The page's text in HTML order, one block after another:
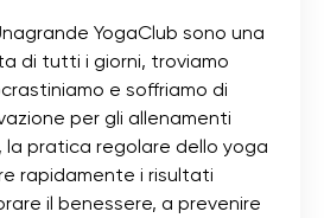
YogaClub sono una
di tutti i giorni, troviamo
e soffriamo di
per gli allenamenti
la pratica regolare dello yoga
rapidamente i risultati
il benessere, a prevenire